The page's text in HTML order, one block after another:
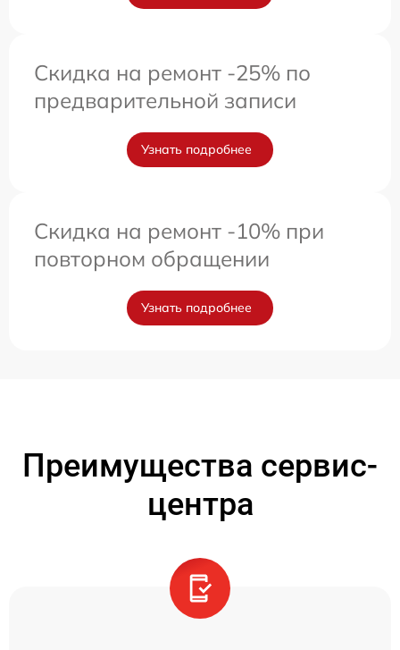
Скидка на ремонт -25% по
предварительной записи
Узнать подробнее
Скидка на ремонт -10% при
повторном обращении
Узнать подробнее
Преимущества сервис-
центра